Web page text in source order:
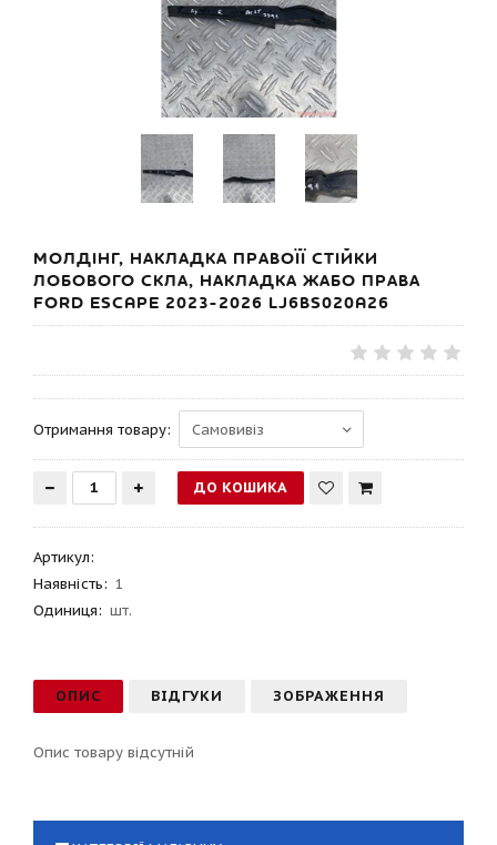
МОЛДІНГ, НАКЛАДКА ПРАВОЇЇ СТІЙКИ
ЛОБОВОГО СКЛА, НАКЛАДКА ЖАБО ПРАВА
FORD ESCAPE 2023-2026 LJ6BS020A26
Отримання товару:
Артикул:
Наявність: 1
Одиниця: шт.
ОПИС ВІДГУКИ ЗОБРАЖЕННЯ
Опис товару відсутній